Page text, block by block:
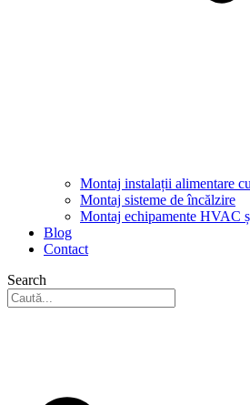
Montaj instalații alimentare
Montaj sisteme de încălzire
Montaj echipamente HVAC
Blog
Contact
Search